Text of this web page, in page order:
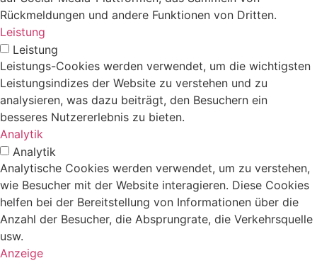
Rückmeldungen und andere Funktionen von Dritten.
Leistung
Leistung
Leistungs-Cookies werden verwendet, um die wichtigsten
Leistungsindizes der Website zu verstehen und zu
analysieren, was dazu beiträgt, den Besuchern ein
besseres Nutzererlebnis zu bieten.
Analytik
Analytik
Analytische Cookies werden verwendet, um zu verstehen,
wie Besucher mit der Website interagieren. Diese Cookies
helfen bei der Bereitstellung von Informationen über die
Anzahl der Besucher, die Absprungrate, die Verkehrsquelle
usw.
Anzeige